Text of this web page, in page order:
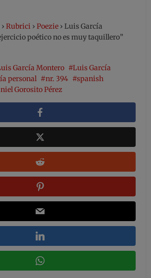
› Rubrici › Poezie › Luis García
poético no es muy taquillero”
García Montero
Luis García
personal
nr. 394
spanish
Gorosito Pérez